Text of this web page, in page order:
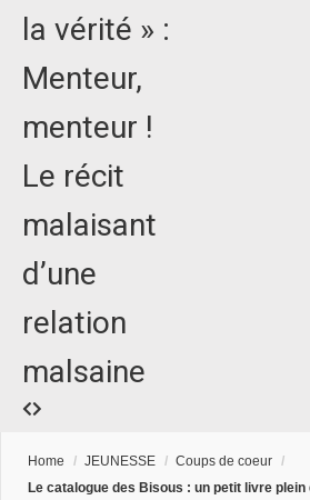
la vérité » :
Menteur,
menteur !
Le récit
malaisant
d’une
relation
malsaine
Home / JEUNESSE / Coups de coeur /
Le catalogue des Bisous : un petit livre